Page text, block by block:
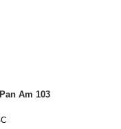
Am 103